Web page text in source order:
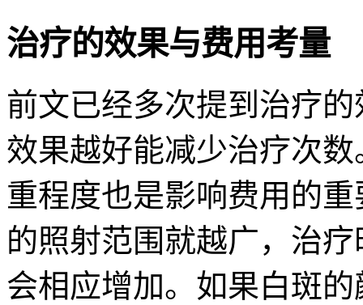
治疗的效果与费用考量
前文已经多次提到治疗
效果越好能减少治疗次
重程度也是影响费用的
的照射范围就越广，治
会相应增加。如果白斑